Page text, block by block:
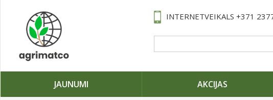
INTERNETVEIKALS +371
JAUNUMI AKCIJAS